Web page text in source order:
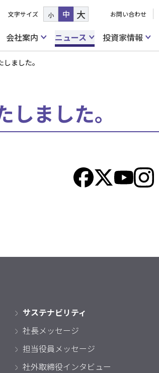
文字サイズ 小 中 大 お問い合わせ
会社案内
ニュース 投資家情報
ました。
ました。
サステナビリティ
社長メッセージ
担当役員メッセージ
社外取締役インタビュー